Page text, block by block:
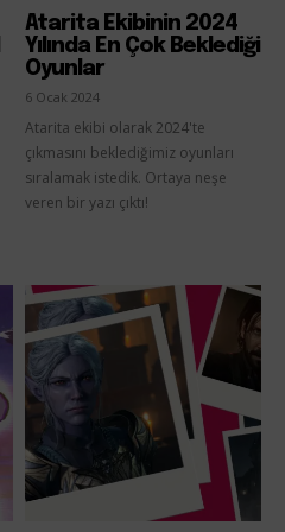
Atarita Ekibinin 2024
Yılında En Çok Beklediği
Oyunlar
6 Ocak 2024
Atarita ekibi olarak 2024'te
çıkmasını beklediğimiz oyunları
sıralamak istedik. Ortaya neşe
veren bir yazı çıktı!